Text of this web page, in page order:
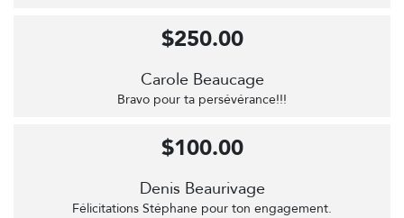
Carole Beaucage
Bravo pour ta persévérance!!!
$250.00
Denis Beaurivage
Félicitations Stéphane pour ton engagement.
$100.00